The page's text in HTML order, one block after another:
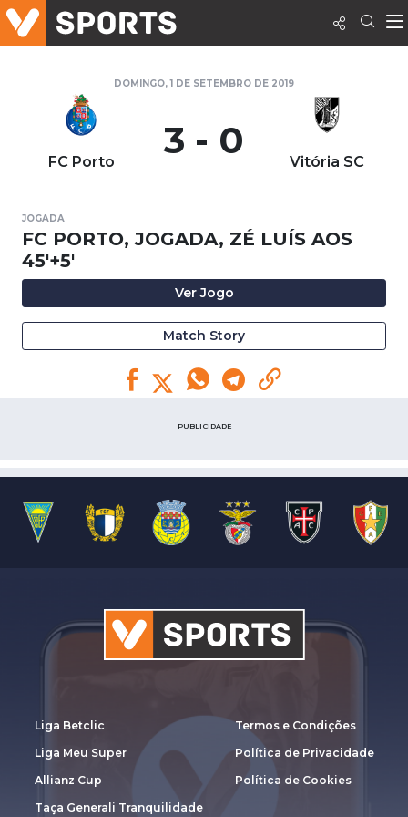
DOMINGO, 1 DE SETEMBRO DE 2019
FC Porto 3 - 0 Vitória SC
JOGADA
FC PORTO, JOGADA, ZÉ LUÍS AOS
45'+5'
Ver Jogo
Match Story
PUBLICIDADE
Liga Betclic
Liga Meu Super
Allianz Cup
Taça Generali Tranquilidade
Termos e Condições
Política de Privacidade
Política de Cookies